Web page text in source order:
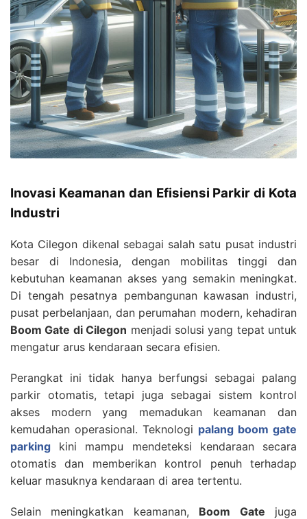
Inovasi Keamanan dan Efisiensi Parkir di Kota
Industri
Kota Cilegon dikenal sebagai salah satu pusat industri
besar di Indonesia, dengan mobilitas tinggi dan
kebutuhan keamanan akses yang semakin meningkat.
Di tengah pesatnya pembangunan kawasan industri,
pusat perbelanjaan, dan perumahan modern, kehadiran
Boom Gate di Cilegon menjadi solusi yang tepat untuk
mengatur arus kendaraan secara efisien.
Perangkat ini tidak hanya berfungsi sebagai palang
parkir otomatis, tetapi juga sebagai sistem kontrol
akses modern yang memadukan keamanan dan
kemudahan operasional. Teknologi palang boom gate
parking kini mampu mendeteksi kendaraan secara
otomatis dan memberikan kontrol penuh terhadap
keluar masuknya kendaraan di area tertentu.
Selain meningkatkan keamanan, Boom Gate juga